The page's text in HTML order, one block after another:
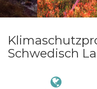
Schwedisch